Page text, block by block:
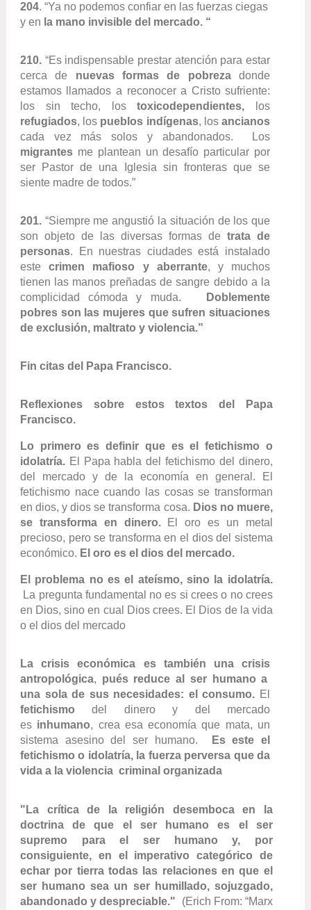
204. “Ya no podemos confiar en las fuerzas ciegas
y en la mano invisible del mercado. “
210.“Es indispensable prestar atención para estar
cerca de nuevas formas de pobrezadonde
estamos llamados a reconocer a Cristo sufriente:
los sin techo, lostoxicodependientes, los
refugiados, los pueblos indígenas, losancianos
cada vez más solos y abandonados. Los
migrantes me plantean un desafío particular por
ser Pastor de una Iglesia sin fronteras que se
siente madre de todos.”
201.“Siempre me angustió la situación de los que
son objeto de las diversas formas detrata de
personas. En nuestras ciudades está instalado
estecrimen mafioso y aberrante, y muchos
tienen las manos preñadas de sangre debido a la
complicidad cómoda y muda.
Doblemente
pobres son las mujeres que sufren situaciones
de exclusión, maltrato y violencia.”
Fin citas del Papa Francisco.
Reflexiones sobre estos textos del Papa
Francisco.
Lo primero es definir que es el fetichismo o
idolatría. El Papa habla del fetichismo del dinero,
del mercado y de la economía en general. El
fetichismo nace cuando las cosas se transforman
en dios, y dios se transforma cosa. Dios no muere,
se transforma en dinero.El oro es un metal
precioso, pero se transforma en el dios del sistema
económico. El oro es el dios del mercado.
El problema no es el ateísmo, sino la idolatría.
La pregunta fundamental no es si crees o no crees
en Dios, sino en cual Dios crees. El Dios de la vida
o el dios del mercado
La crisis económica es también una crisis
antropológica, pués reduce al ser humano a
una sola de sus necesidades: el consumo. El
fetichismo del dinero y del mercado
es inhumano, crea esa economía que mata, un
sistema asesino del ser humano.
Es este el
fetichismo o idolatría, la fuerza perversa que da
vida a la violencia criminal organizada
"La crítica de la religión desemboca en la
doctrina de que el ser humano es el ser
supremo para el ser humano y, por
consiguiente, en el imperativo categórico de
echar por tierra todas las relaciones en que el
ser humano sea un ser humillado, sojuzgado,
abandonado y despreciable." (Erich From: “Marx